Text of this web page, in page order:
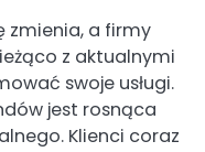
zmienia, a firmy
z aktualnymi
swoje usługi.
jest rosnąca
Klienci coraz